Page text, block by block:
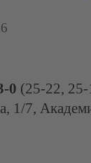
0 (25-22,
1/7,